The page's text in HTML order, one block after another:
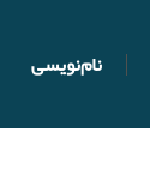
نام‌نویسی